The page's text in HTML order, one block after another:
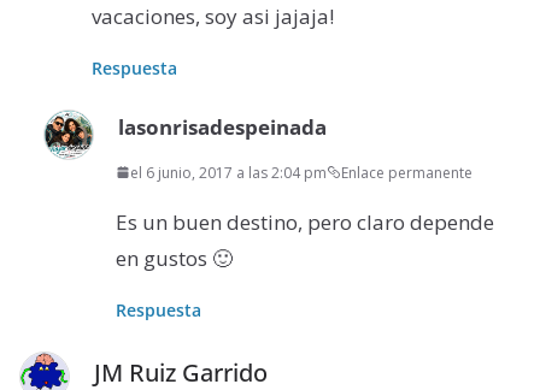
vacaciones, soy asi jajaja!
Respuesta
lasonrisadespeinada
el 6 junio, 2017 a las 2:04 pm Enlace permanente
Es un buen destino, pero claro depende
en gustos 🙂
Respuesta
JM Ruiz Garrido